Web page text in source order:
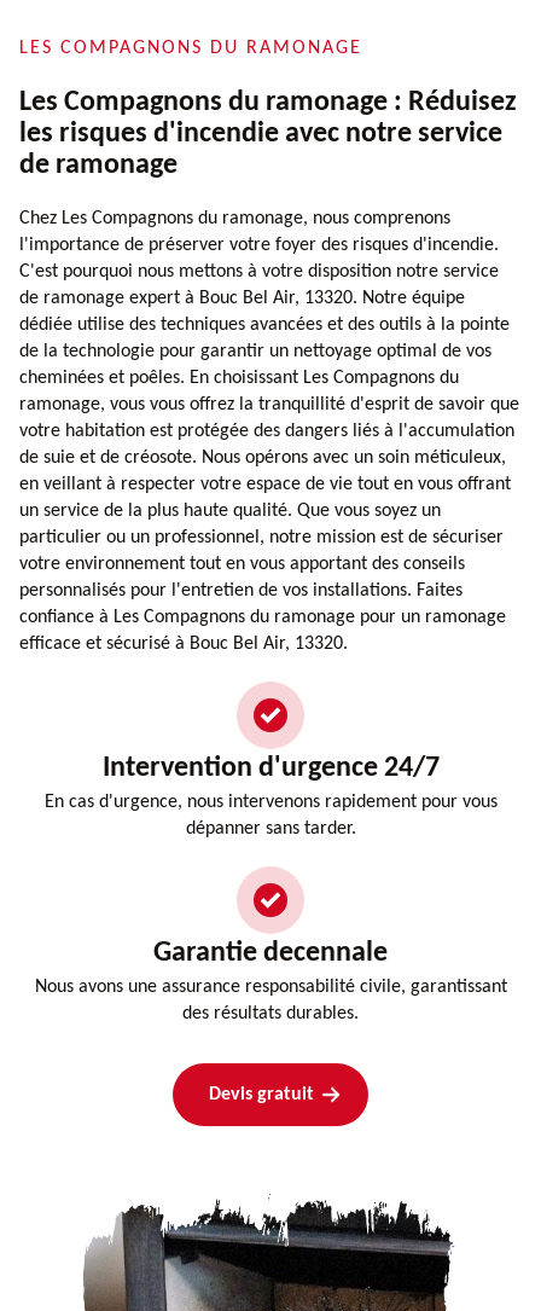
LES COMPAGNONS DU RAMONAGE
Les Compagnons du ramonage : Réduisez
les risques d'incendie avec notre service
de ramonage
Chez Les Compagnons du ramonage, nous comprenons
l'importance de préserver votre foyer des risques d'incendie.
C'est pourquoi nous mettons à votre disposition notre service
de ramonage expert à Bouc Bel Air, 13320. Notre équipe
dédiée utilise des techniques avancées et des outils à la pointe
de la technologie pour garantir un nettoyage optimal de vos
cheminées et poêles. En choisissant Les Compagnons du
ramonage, vous vous offrez la tranquillité d'esprit de savoir que
votre habitation est protégée des dangers liés à l'accumulation
de suie et de créosote. Nous opérons avec un soin méticuleux,
en veillant à respecter votre espace de vie tout en vous offrant
un service de la plus haute qualité. Que vous soyez un
particulier ou un professionnel, notre mission est de sécuriser
votre environnement tout en vous apportant des conseils
personnalisés pour l'entretien de vos installations. Faites
confiance à Les Compagnons du ramonage pour un ramonage
efficace et sécurisé à Bouc Bel Air, 13320.
Intervention d'urgence 24/7
En cas d'urgence, nous intervenons rapidement pour vous
dépanner sans tarder.
Garantie decennale
Nous avons une assurance responsabilité civile, garantissant
des résultats durables.
Devis gratuit